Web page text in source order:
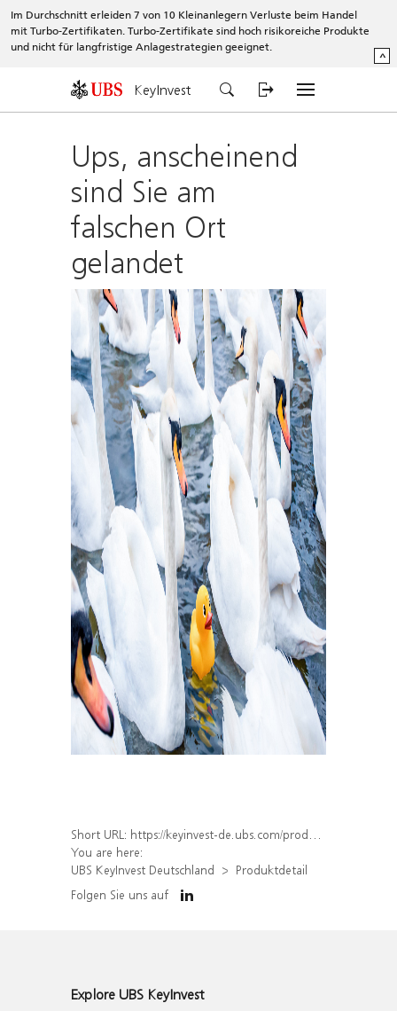
Im Durchschnitt erleiden 7 von 10 Kleinanlegern Verluste beim Handel
mit Turbo-Zertifikaten. Turbo-Zertifikate sind hoch risikoreiche Produkte
und nicht für langfristige Anlagestrategien geeignet.
^
KeyInvest
Ups, anscheinend
sind Sie am
falschen Ort
gelandet
Short URL: https://keyinvest-de.ubs.com/produkt/detail/index/isin/DE000WA7T2C2
You are here:
UBS KeyInvest Deutschland
Produktdetail
Folgen Sie uns auf
Explore UBS KeyInvest